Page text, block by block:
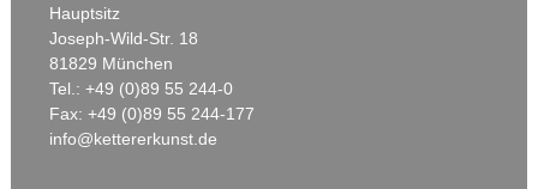
Auktion 446 - Lot 20
Hauptsitz
Joseph-Wild-Str. 18
81829 München
Tel.: +49 (0)89 55 244-0
Fax: +49 (0)89 55 244-177
info@kettererkunst.de